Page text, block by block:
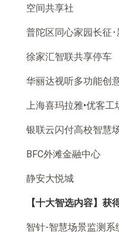
空间共享社
普陀区同心家园长征
徐家汇智联共享停车
华丽达视听多功能创
上海喜玛拉雅•优客工
银联云闪付高校智慧
BFC外滩金融中心
静安大悦城
【十大智选内容】获
智针-智慧场景监测系